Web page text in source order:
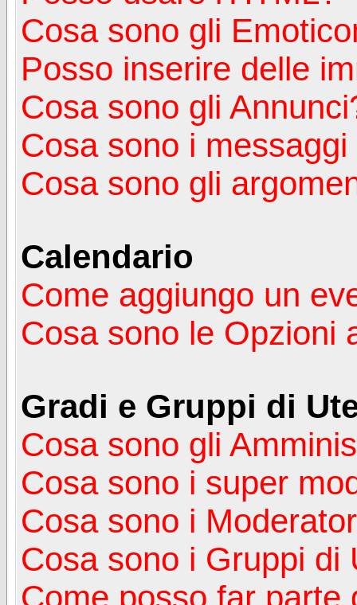
Cosa sono gli
Posso inserire delle
Cosa sono gli
Cosa sono i
Cosa sono gli
Calendario
Come aggiungo un
Cosa sono le Opzioni
Gradi e Gruppi di
Cosa sono gli
Cosa sono i super
Cosa sono i
Cosa sono i Gruppi di
Come posso far parte